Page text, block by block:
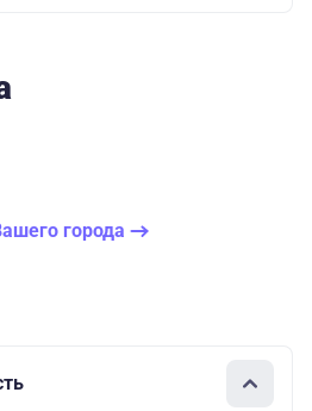
города